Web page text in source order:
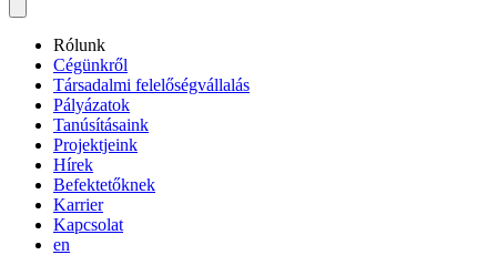
Rólunk
Cégünkről
Társadalmi felelőségvállalás
Pályázatok
Tanúsításaink
Projektjeink
Hírek
Befektetőknek
Karrier
Kapcsolat
en